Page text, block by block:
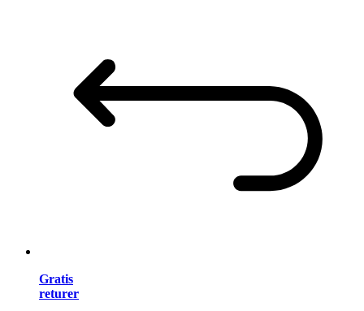
Gratis
returer